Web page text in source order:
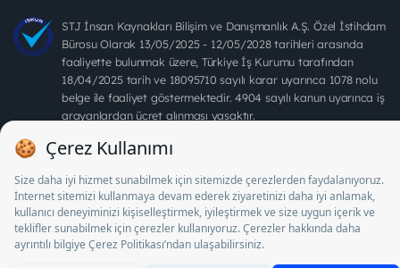
STJ İnsan Kaynakları Bilişim ve Danışmanlık A.Ş. Özel İstihdam
Bürosu Olarak 13/05/2025 - 12/05/2028 tarihleri arasında
faaliyette bulunmak üzere, Türkiye İş Kurumu tarafından
18/04/2025 tarih ve 18095710 sayılı karar uyarınca 1078 nolu
belge ile faaliyet göstermektedir. 4904 sayılı kanun uyarınca iş
arayanlardan ücret alınması yasaktır.